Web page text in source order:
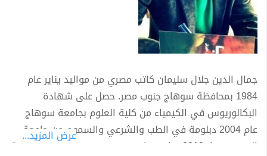
جمال الدين جلال سليمان كاتب مصري من مواليد يناير عام
1984 بمحافظة سوهاج جنوب مصر. حصل على شهادة
البكالوريوس في الكيمياء من كلية العلوم بجامعة سوهاج
عام 2004 دبلومة في الطب والشرعي والسموم من جامعة
المنصورة عام2013 . باحث ماجستير في معهد بحوث الهندسة
عرض المزيد...